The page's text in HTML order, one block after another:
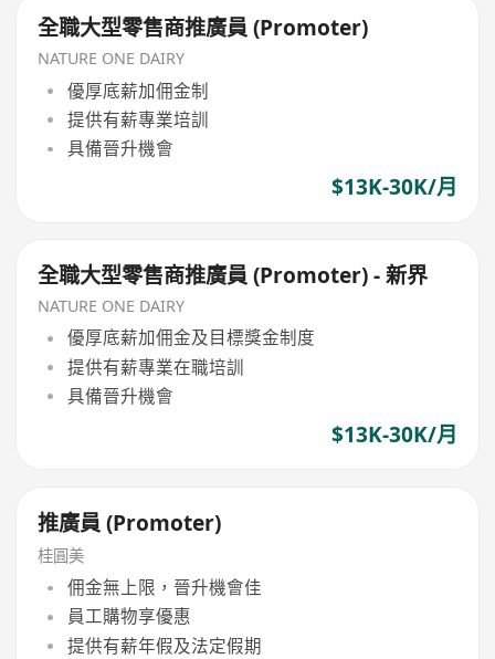
全職大型零售商推廣員 (Promoter)
NATURE ONE DAIRY
優厚底薪加佣金制
提供有薪專業培訓
具備晉升機會
$13K-30K/月
全職大型零售商推廣員 (Promoter) - 新界
NATURE ONE DAIRY
優厚底薪加佣金及目標獎金制度
提供有薪專業在職培訓
具備晉升機會
$13K-30K/月
推廣員 (Promoter)
桂圓美
佣金無上限，晉升機會佳
員工購物享優惠
提供有薪年假及法定假期